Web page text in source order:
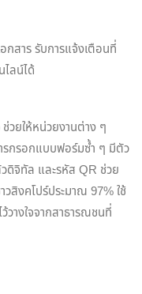
กสาร รับการแจ้งเตือนที่
ลน์ได้
วยให้หน่วยงานต่าง ๆ
รกรอกแบบฟอร์มซ้ำ ๆ มีตัว
วดิจิทัล และรหัส QR ช่วย
สิงคโปร์ประมาณ 97% ใช้
วางใจจากสาธารณชนที่